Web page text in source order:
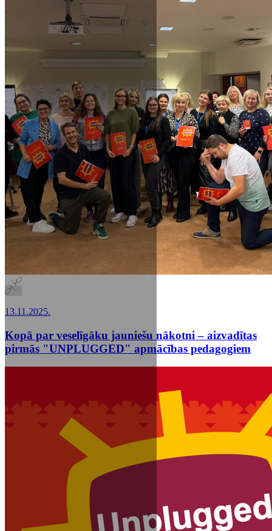
13.11.2025.
Kopā par veselīgāku jauniešu nākotni – aizvadītas
pirmās "UNPLUGGED" apmācības pedagogiem